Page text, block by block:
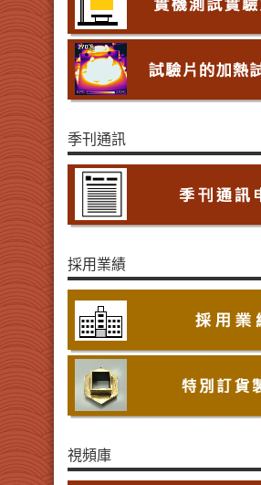
季刊通訊
採用業績
視頻庫